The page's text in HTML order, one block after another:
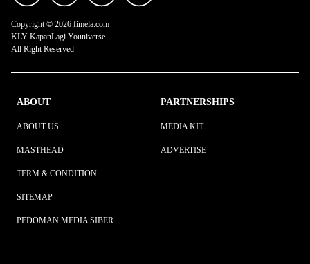
Copyright © 2026 fimela.com
KLY KapanLagi Youniverse
All Right Reserved
ABOUT
ABOUT US
MASTHEAD
TERM & CONDITION
SITEMAP
PEDOMAN MEDIA SIBER
PARTNERSHIPS
MEDIA KIT
ADVERTISE